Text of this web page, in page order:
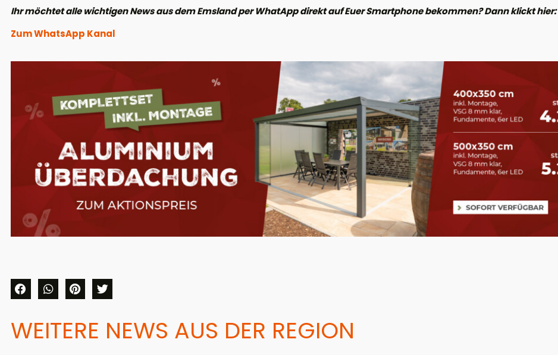
Ihr möchtet alle wichtigen News aus dem Emsland per WhatApp direkt auf Euer Smartphone bekommen? Dann klickt hier:
Zum WhatsApp Kanal
WEITERE NEWS AUS DER REGION